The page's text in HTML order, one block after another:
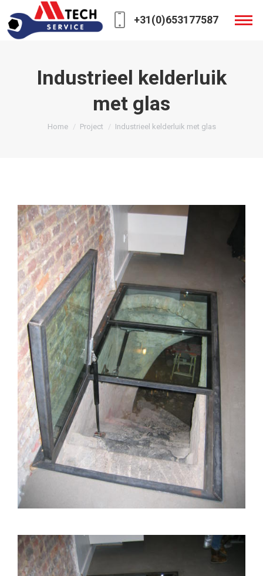
+31(0)653177587
Industrieel kelderluik
met glas
You are here:
Home Project Industrieel kelderluik met glas